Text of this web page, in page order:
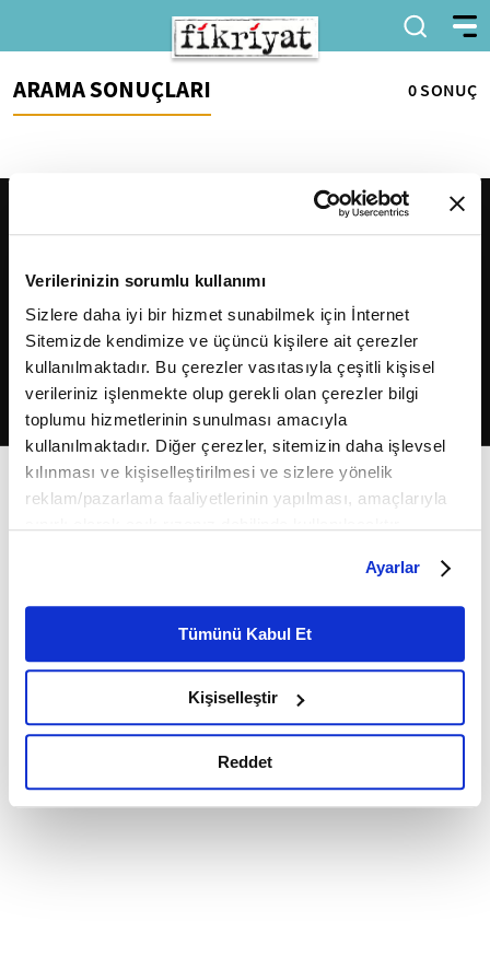
Verilerinizin sorumlu kullanımı
Sizlere daha iyi bir hizmet sunabilmek için İnternet
Sitemizde kendimize ve üçüncü kişilere ait çerezler
kullanılmaktadır. Bu çerezler vasıtasıyla çeşitli kişisel
verileriniz işlenmekte olup gerekli olan çerezler bilgi
toplumu hizmetlerinin sunulması amacıyla
kullanılmaktadır. Diğer çerezler, sitemizin daha işlevsel
kılınması ve kişiselleştirilmesi ve sizlere yönelik
reklam/pazarlama faaliyetlerinin yapılması, amaçlarıyla
belirleyebilirsiniz. Çerezlere ilişkin detaylı bilgi için
Ayarlar butonuna tıklayabilir,Çerez Bilgilendirme
Metnimizi ziyaret edebilirsiniz.
6698 sayılı Kişisel Verilerin Korunması Kanunu uyarınca
okumak ve sitemizi ziyaretiniz kapsamında
gerçekleştirilen veri işleme faaliyetleri ile ilgili daha
detaylı bilgi almak için lütfentıklayınız.
Ayarlar
Tümünü Kabul Et
Kişiselleştir
Reddet
ARAMA SONUÇLARI 0 SONUÇ
2026Fikriyat. Tüm hakları saklıdır.